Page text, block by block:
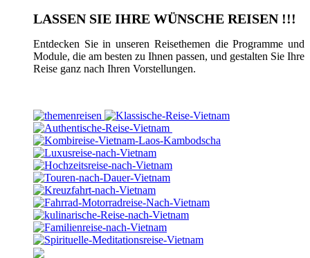
LASSEN SIE IHRE WÜNSCHE REISEN !!!
Entdecken Sie in unseren Reisethemen die Programme und
Module, die am besten zu Ihnen passen, und gestalten Sie Ihre
Reise ganz nach Ihren Vorstellungen.